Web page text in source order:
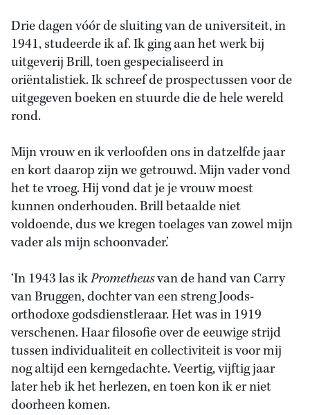
Drie dagen vóór de sluiting van de universiteit, in
1941, studeerde ik af. Ik ging aan het werk bij
uitgeverij Brill, toen gespecialiseerd in
oriëntalistiek. Ik schreef de prospectussen voor de
uitgegeven boeken en stuurde die de hele wereld
rond.
Mijn vrouw en ik verloofden ons in datzelfde jaar
en kort daarop zijn we getrouwd. Mijn vader vond
het te vroeg. Hij vond dat je je vrouw moest
kunnen onderhouden. Brill betaalde niet
voldoende, dus we kregen toelages van zowel mijn
vader als mijn schoonvader.’
‘In 1943 las ikPrometheusvan de hand van Carry
van Bruggen, dochter van een streng Joods-
orthodoxe godsdienstleraar. Het was in 1919
verschenen. Haar filosofie over de eeuwige strijd
tussen individualiteit en collectiviteit is voor mij
nog altijd een kerngedachte. Veertig, vijftig jaar
later heb ik het herlezen, en toen kon ik er niet
doorheen komen.